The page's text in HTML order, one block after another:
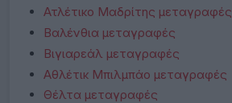
Ατλέτικο Μαδρίτης μεταγραφές
Βαλένθια μεταγραφές
Βιγιαρεάλ μεταγραφές
Αθλέτικ Μπιλμπάο μεταγραφές
Θέλτα μεταγραφές